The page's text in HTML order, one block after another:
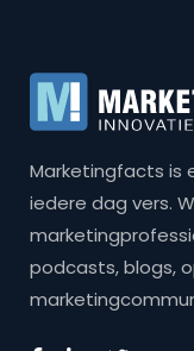
Marketingfacts is
iedere dag vers.
podcasts, blogs,